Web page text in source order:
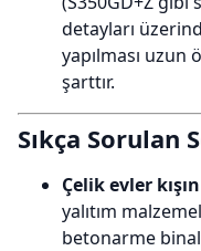
detayları
yapılması uzun
şarttır.
Sıkça Sorulan
Çelik evler
yalıtım
betonarme